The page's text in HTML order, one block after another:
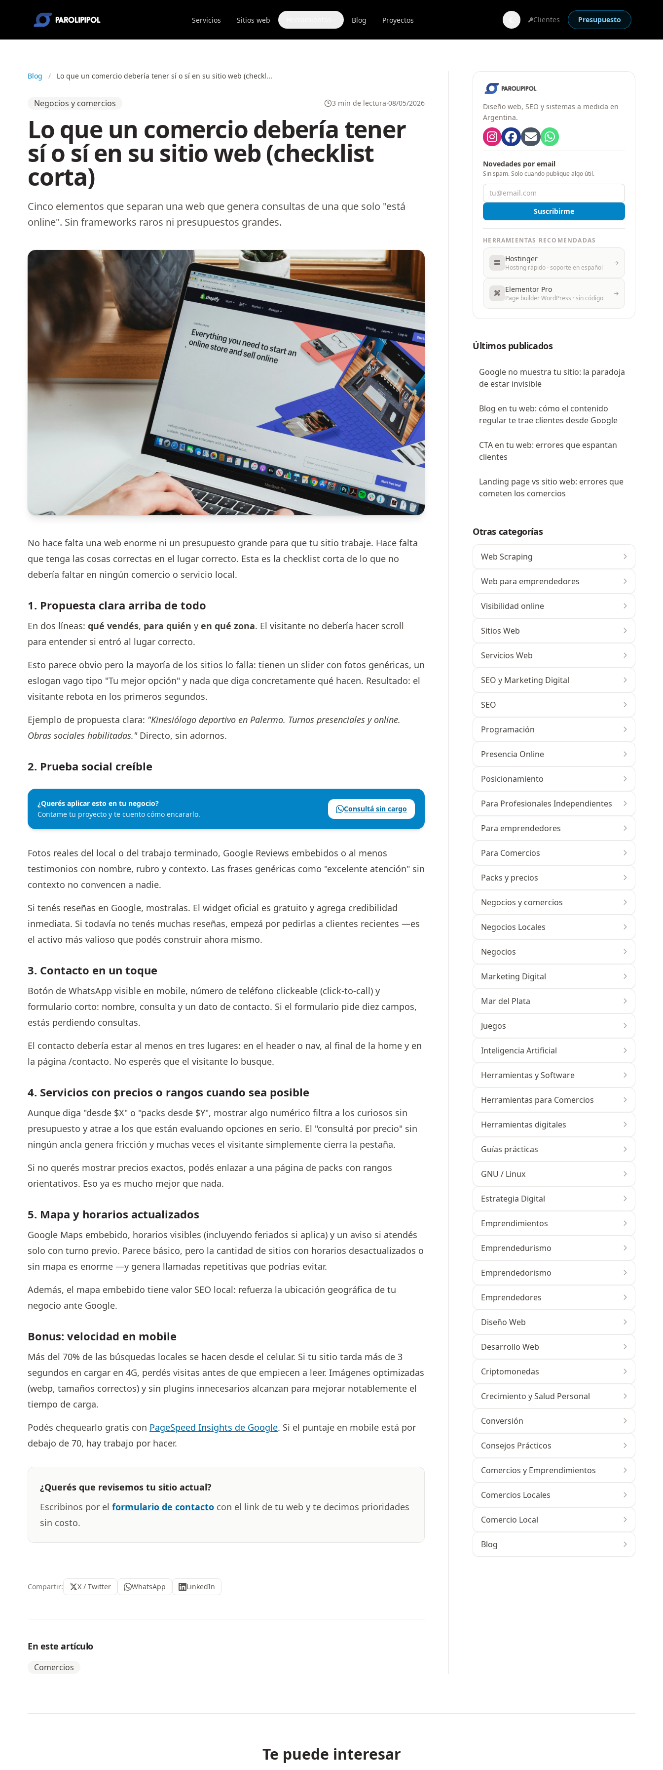
Servicios Sitios web Blog Proyectos Clientes Presupuesto
Blog / Lo que un comercio debería tener sí o sí en su sitio web (checkl...
Negocios y comercios 3 min de lectura·08/05/2026
Lo que un comercio debería tener
sí o sí en su sitio web (checklist
corta)
Cinco elementos que separan una web que genera consultas de una que solo "está
online". Sin frameworks raros ni presupuestos grandes.
No hace falta una web enorme ni un presupuesto grande para que tu sitio trabaje. Hace falta
que tenga las cosas correctas en el lugar correcto. Esta es la checklist corta de lo que no
debería faltar en ningún comercio o servicio local.
1. Propuesta clara arriba de todo
En dos líneas: qué vendés, para quién y en qué zona. El visitante no debería hacer scroll
para entender si entró al lugar correcto.
Esto parece obvio pero la mayoría de los sitios lo falla: tienen un slider con fotos genéricas, un
eslogan vago tipo "Tu mejor opción" y nada que diga concretamente qué hacen. Resultado: el
visitante rebota en los primeros segundos.
Ejemplo de propuesta clara: "Kinesiólogo deportivo en Palermo. Turnos presenciales y online.
Obras sociales habilitadas."Directo, sin adornos.
2. Prueba social creíble
¿Querés aplicar esto en tu negocio?
Contame tu proyecto y te cuento cómo encararlo.
Consultá sin cargo
Fotos reales del local o del trabajo terminado, Google Reviews embebidos o al menos
testimonios con nombre, rubro y contexto. Las frases genéricas como "excelente atención" sin
contexto no convencen a nadie.
Si tenés reseñas en Google, mostralas. El widget oficial es gratuito y agrega credibilidad
inmediata. Si todavía no tenés muchas reseñas, empezá por pedirlas a clientes recientes —es
el activo más valioso que podés construir ahora mismo.
3. Contacto en un toque
Botón de WhatsApp visible en mobile, número de teléfono clickeable (click-to-call) y
formulario corto: nombre, consulta y un dato de contacto. Si el formulario pide diez campos,
estás perdiendo consultas.
El contacto debería estar al menos en tres lugares: en el header o nav, al final de la home y en
la página /contacto. No esperés que el visitante lo busque.
4. Servicios con precios o rangos cuando sea posible
Aunque diga "desde $X" o "packs desde $Y", mostrar algo numérico filtra a los curiosos sin
presupuesto y atrae a los que están evaluando opciones en serio. El "consultá por precio" sin
ningún ancla genera fricción y muchas veces el visitante simplemente cierra la pestaña.
Si no querés mostrar precios exactos, podés enlazar a una página de packs con rangos
orientativos. Eso ya es mucho mejor que nada.
5. Mapa y horarios actualizados
Google Maps embebido, horarios visibles (incluyendo feriados si aplica) y un aviso si atendés
solo con turno previo. Parece básico, pero la cantidad de sitios con horarios desactualizados o
sin mapa es enorme —y genera llamadas repetitivas que podrías evitar.
Además, el mapa embebido tiene valor SEO local: refuerza la ubicación geográfica de tu
negocio ante Google.
Bonus: velocidad en mobile
Más del 70% de las búsquedas locales se hacen desde el celular. Si tu sitio tarda más de 3
segundos en cargar en 4G, perdés visitas antes de que empiecen a leer. Imágenes optimizadas
(webp, tamaños correctos) y sin plugins innecesarios alcanzan para mejorar notablemente el
tiempo de carga.
Podés chequearlo gratis con PageSpeed Insights de Google. Si el puntaje en mobile está por
debajo de 70, hay trabajo por hacer.
¿Querés que revisemos tu sitio actual?
Escribinos por el formulario de contacto con el link de tu web y te decimos prioridades
sin costo.
Compartir: X / Twitter WhatsApp LinkedIn
En este artículo
Comercios
Diseño web, SEO y sistemas a medida en
Argentina.
Novedades por email
Sin spam. Solo cuando publique algo útil.
Suscribirme
HERRAMIENTAS RECOMENDADAS
Hostinger
Hosting rápido · soporte en español
Elementor Pro
Page builder WordPress · sin código
Últimos publicados
Google no muestra tu sitio: la paradoja
de estar invisible
Blog en tu web: cómo el contenido
regular te trae clientes desde Google
CTA en tu web: errores que espantan
clientes
Landing page vs sitio web: errores que
cometen los comercios
Otras categorías
Web Scraping
Web para emprendedores
Visibilidad online
Sitios Web
Servicios Web
SEO y Marketing Digital
SEO
Programación
Presencia Online
Posicionamiento
Para Profesionales Independientes
Para emprendedores
Para Comercios
Packs y precios
Negocios y comercios
Negocios Locales
Negocios
Marketing Digital
Mar del Plata
Juegos
Inteligencia Artificial
Herramientas y Software
Herramientas para Comercios
Herramientas digitales
Guías prácticas
GNU / Linux
Estrategia Digital
Emprendimientos
Emprendedurismo
Emprendedorismo
Emprendedores
Diseño Web
Desarrollo Web
Criptomonedas
Crecimiento y Salud Personal
Conversión
Consejos Prácticos
Comercios y Emprendimientos
Comercios Locales
Comercio Local
Blog
Te puede interesar